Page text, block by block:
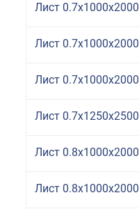
Лист 0.7x1000x2000
Лист 0.7x1000x2000
Лист 0.7x1000x2000
Лист 0.7x1250x2500
Лист 0.8x1000x2000
Лист 0.8x1000x2000